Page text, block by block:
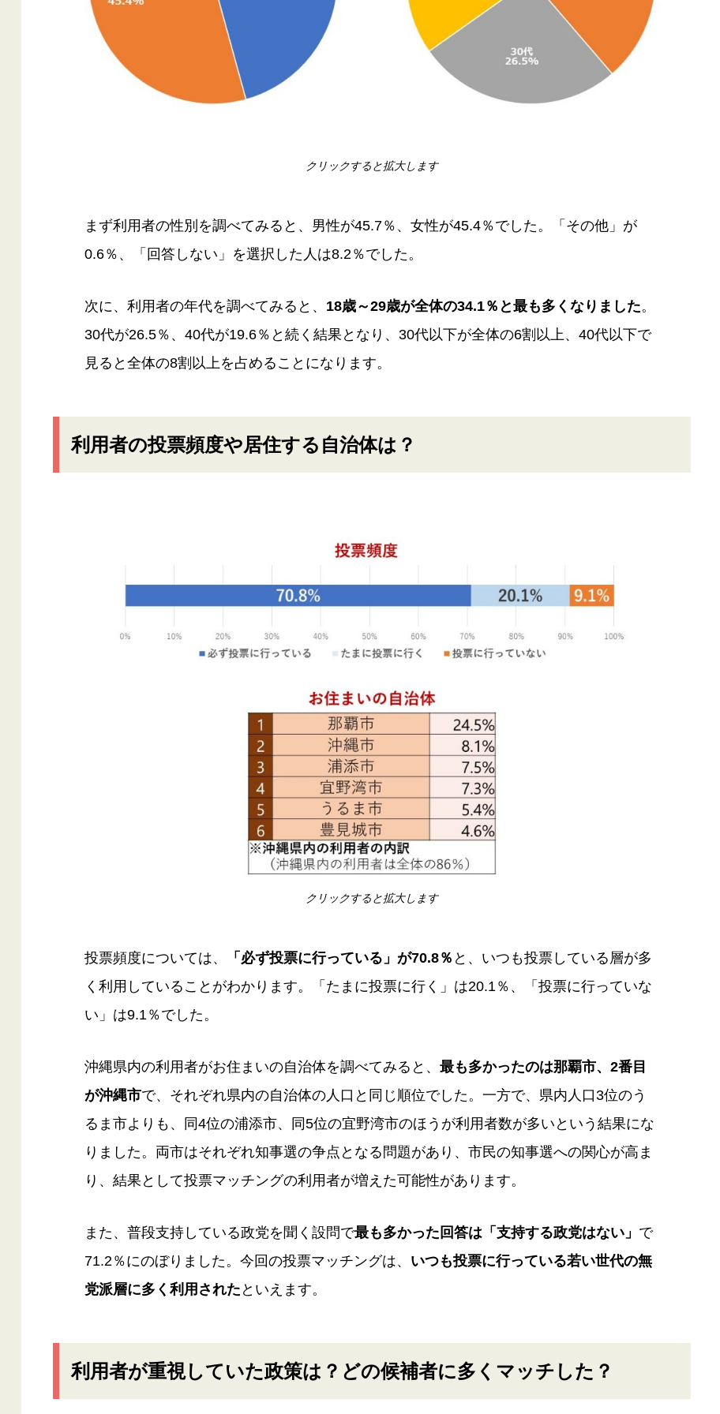
クリックすると拡大します
まず利用者の性別を調べてみると、男性が45.7％、女性が45.4％でした。「その他」が
0.6％、「回答しない」を選択した人は8.2％でした。
次に、利用者の年代を調べてみると、 18歳～29歳が全体の34.1％と最も多くなりました。
30代が26.5％、40代が19.6％と続く結果となり、30代以下が全体の6割以上、40代以下で
見ると全体の8割以上を占めることになります。
利用者の投票頻度や居住する自治体は？
クリックすると拡大します
投票頻度については、 「必ず投票に行っている」が70.8％ と、いつも投票している層が多
く利用していることがわかります。「たまに投票に行く」は20.1％、「投票に行っていな
い」は9.1％でした。
沖縄県内の利用者がお住まいの自治体を調べてみると、 最も多かったのは那覇市、2番目
が沖縄市で、それぞれ県内の自治体の人口と同じ順位でした。一方で、県内人口3位のう
るま市よりも、同4位の浦添市、同5位の宜野湾市のほうが利用者数が多いという結果にな
りました。両市はそれぞれ知事選の争点となる問題があり、市民の知事選への関心が高ま
り、結果として投票マッチングの利用者が増えた可能性があります。
また、普段支持している政党を聞く設問で最も多かった回答は「支持する政党はない」 で
71.2％にのぼりました。今回の投票マッチングは、 いつも投票に行っている若い世代の無
党派層に多く利用された といえます。
利用者が重視していた政策は？どの候補者に多くマッチした？